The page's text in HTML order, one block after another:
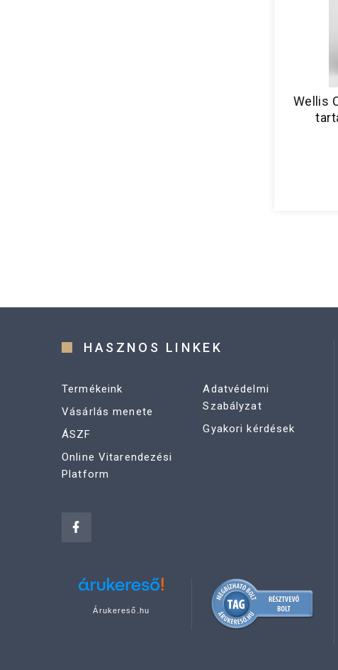
Wellis
HASZNOS LINKEK
Termékeink
Vásárlás menete
ÁSZF
Online Vitarendezési
Platform
Adatvédelmi
Szabályzat
Gyakori kérdések
Árukereső.hu